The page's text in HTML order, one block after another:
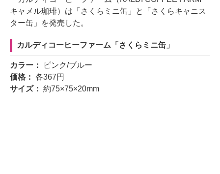
キャメル珈琲）は「さくらミニ缶」と「さくらキャニス
ター缶」を発売した。
カルディコーヒーファーム「さくらミニ缶」
カラー：
ピンク/ブルー
価格： 各367円
サイズ： 約75×75×20mm